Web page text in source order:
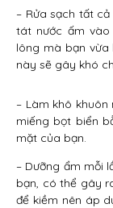
– Rửa sạch tất
tát nước ấm
lông mà bạn vừa
này sẽ gây khó
– Làm khô
miếng bọt biển
mặt của bạn.
– Dưỡng ẩm mỗi
bạn, có thể gây
để kiềm nên áp